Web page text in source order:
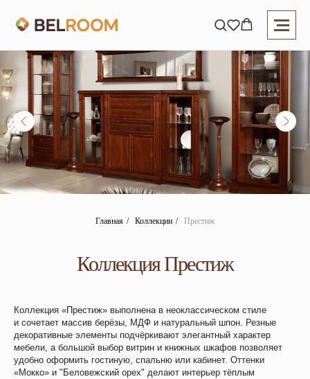
Главная / Коллекции / Престиж
Коллекция Престиж
Коллекция «Престиж» выполнена в неоклассическом стиле
и сочетает массив берёзы, МДФ и натуральный шпон. Резные
декоративные элементы подчёркивают элегантный характер
мебели, а большой выбор витрин и книжных шкафов позволяет
удобно оформить гостиную, спальню или кабинет. Оттенки
«Мокко» и "Беловежский орех" делают интерьер тёплым